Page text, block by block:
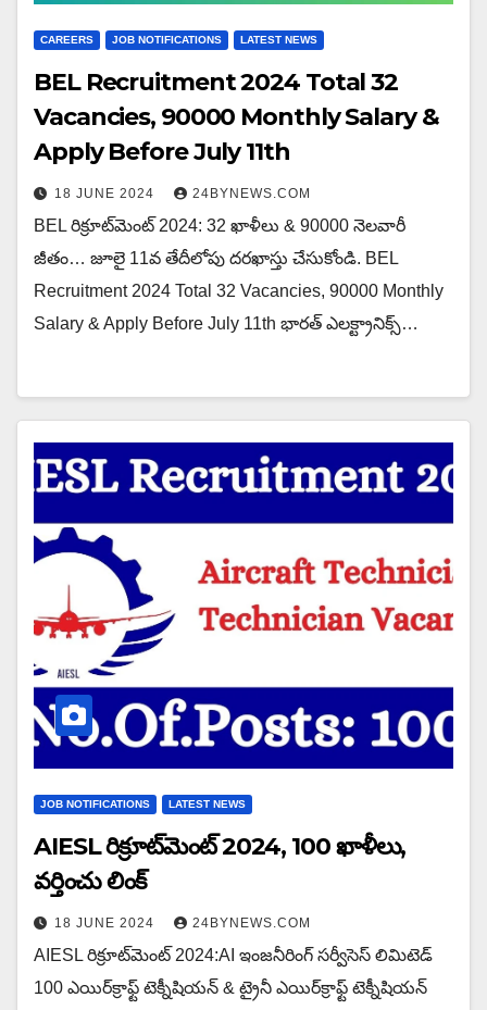
CAREERS JOB NOTIFICATIONS LATEST NEWS
BEL Recruitment 2024 Total 32
Vacancies, 90000 Monthly Salary &
Apply Before July 11th
18 JUNE 2024 24BYNEWS.COM
BEL రిక్రూట్‌మెంట్ 2024: 32 ఖాళీలు & 90000 నెలవారీ
జీతం… జూలై 11వ తేదీలోపు దరఖాస్తు చేసుకోండి. BEL
Recruitment 2024 Total 32 Vacancies, 90000 Monthly
Salary & Apply Before July 11th భారత్ ఎలక్ట్రానిక్స్…
JOB NOTIFICATIONS LATEST NEWS
AIESL రిక్రూట్‌మెంట్ 2024, 100 ఖాళీలు,
వర్తించు లింక్
18 JUNE 2024 24BYNEWS.COM
AIESL రిక్రూట్‌మెంట్ 2024:AI ఇంజనీరింగ్ సర్వీసెస్ లిమిటెడ్
100 ఎయిర్‌క్రాఫ్ట్ టెక్నీషియన్ & ట్రైనీ ఎయిర్‌క్రాఫ్ట్ టెక్నీషియన్